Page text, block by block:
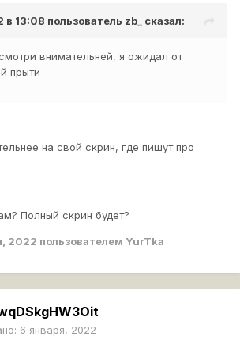
13:08 пользователь zb_ сказал:
внимательней, я ожидал от
прыти
на свой скрин, где пишут про
Полный скрин будет?
2022 пользователем YurTka
6 января, 2022